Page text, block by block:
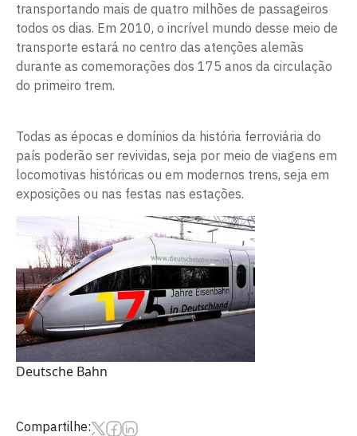
transportando mais de quatro milhões de passageiros
todos os dias. Em 2010, o incrível mundo desse meio de
transporte estará no centro das atenções alemãs
durante as comemorações dos 175 anos da circulação
do primeiro trem.
Todas as épocas e domínios da história ferroviária do
país poderão ser revividas, seja por meio de viagens em
locomotivas históricas ou em modernos trens, seja em
exposições ou nas festas nas estações.
Deutsche Bahn
Compartilhe: